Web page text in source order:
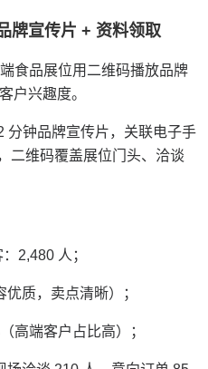
牌宣传片 + 资料领取
食品展位用二维码播放品牌
户兴趣度。
分钟品牌宣传片，关联电子手
二维码覆盖展位门头、洽谈
2,480 人；
优质，卖点清晰）；
（高端客户占比高）；